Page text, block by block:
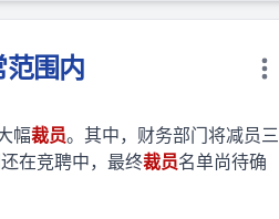
围内
幅裁员。其中，财务部门将减员三
在竞聘中，最终裁员名单尚待确